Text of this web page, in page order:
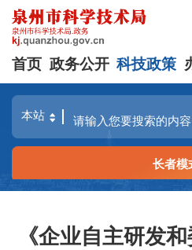
首页 政务公开 科技政策
长者模
《企业自主研发